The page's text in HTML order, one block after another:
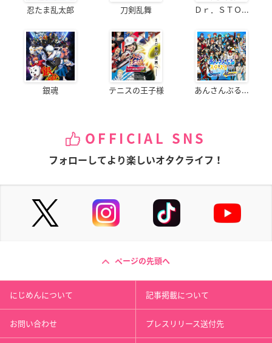
忍たま乱太郎 刀剣乱舞 Ｄｒ．ＳＴＯ...
銀魂 テニスの王子様 あんさんぶる...
OFFICIAL SNS
フォローしてより楽しいオタクライフ！
ページの先頭へ
にじめんについて 記事掲載について
お問い合わせ プレスリリース送付先